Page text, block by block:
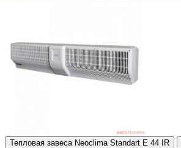
Тепловая завеса Neoclima Standart E 44 IR